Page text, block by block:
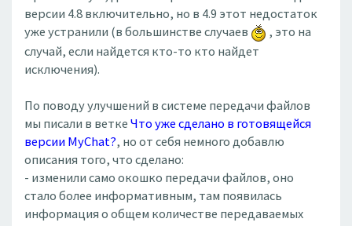
версии 4.8 включительно, но в 4.9 этот недостаток
уже устранили (в большинстве случаев
, это на
случай, если найдется кто-то кто найдет
исключения).
По поводу улучшений в системе передачи файлов
мы писали в веткеЧто уже сделано в готовящейся
версии MyChat?, но от себя немного добавлю
описания того, что сделано:
- изменили само окошко передачи файлов, оно
стало более информативным, там появилась
информация о общем количестве передаваемых